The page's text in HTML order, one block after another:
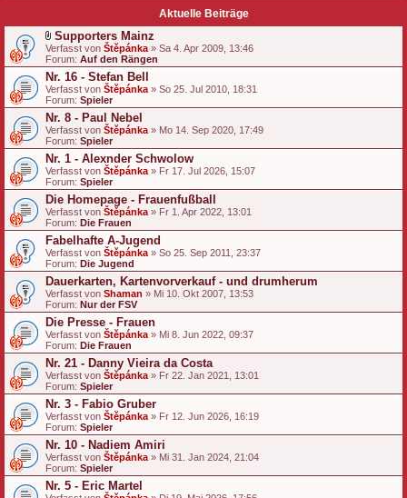
Aktuelle Beiträge
D
a
t
e
i
a
n
h
a
n
g
Supporters Mainz
Verfasst von Štěpánka » Sa 4. Apr 2009, 13:46
Forum: Auf den Rängen
Nr. 16 - Stefan Bell
Verfasst von Štěpánka » So 25. Jul 2010, 18:31
Forum: Spieler
Nr. 8 - Paul Nebel
Verfasst von Štěpánka » Mo 14. Sep 2020, 17:49
Forum: Spieler
Nr. 1 - Alexnder Schwolow
Verfasst von Štěpánka » Fr 17. Jul 2026, 15:07
Forum: Spieler
Die Homepage - Frauenfußball
Verfasst von Štěpánka » Fr 1. Apr 2022, 13:01
Forum: Die Frauen
Fabelhafte A-Jugend
Verfasst von Štěpánka » So 25. Sep 2011, 23:37
Forum: Die Jugend
Dauerkarten, Kartenvorverkauf - und drumherum
Verfasst von Shaman » Mi 10. Okt 2007, 13:53
Forum: Nur der FSV
Die Presse - Frauen
Verfasst von Štěpánka » Mi 8. Jun 2022, 09:37
Forum: Die Frauen
Nr. 21 - Danny Vieira da Costa
Verfasst von Štěpánka » Fr 22. Jan 2021, 13:01
Forum: Spieler
Nr. 3 - Fabio Gruber
Verfasst von Štěpánka » Fr 12. Jun 2026, 16:19
Forum: Spieler
Nr. 10 - Nadiem Amiri
Verfasst von Štěpánka » Mi 31. Jan 2024, 21:04
Forum: Spieler
Nr. 5 - Eric Martel